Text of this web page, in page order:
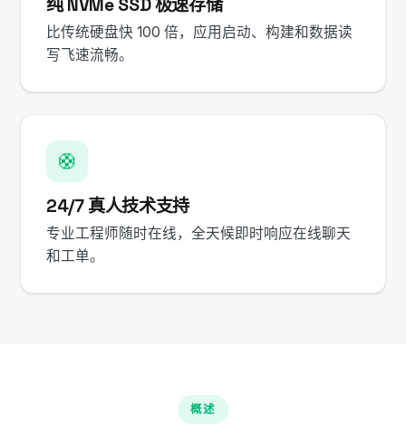
纯 NVMe SSD 极速存储
比传统硬盘快 100 倍，应用启动、构建和数据读
写飞速流畅。
🛟
24/7 真人技术支持
专业工程师随时在线，全天候即时响应在线聊天
和工单。
概述